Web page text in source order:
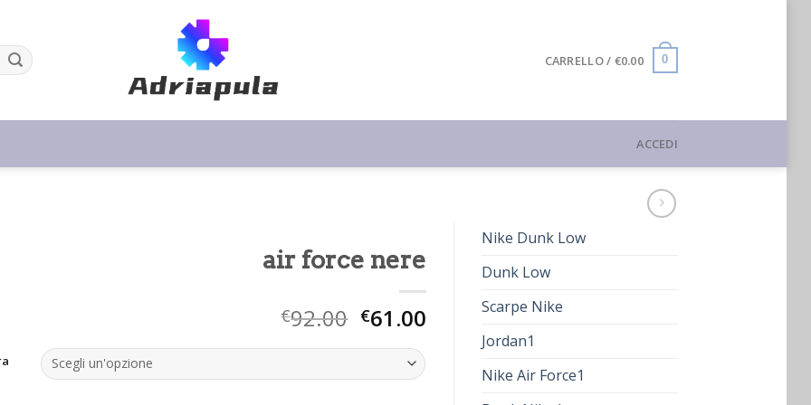
CARRELLO / €0.00 0
ACCEDI
Nike Dunk Low
Dunk Low
Scarpe Nike
Jordan1
Nike Air Force1
air force nere
€92.00 €61.00